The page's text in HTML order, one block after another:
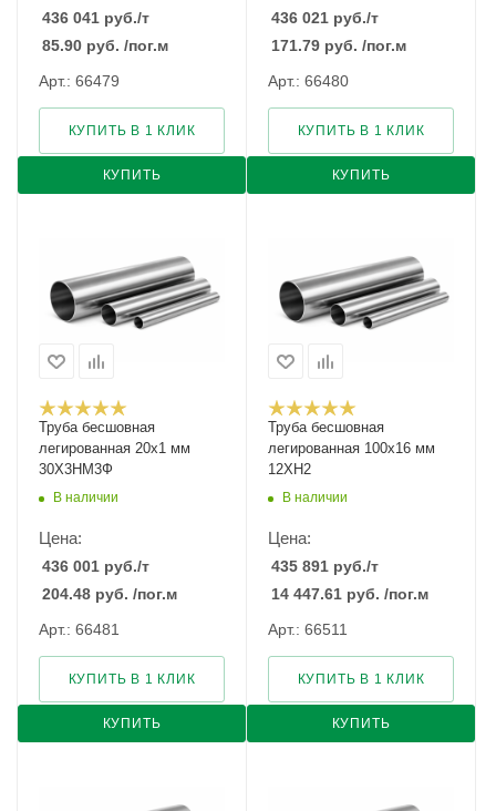
436 041 руб./т
85.90 руб. /пог.м
Арт.: 66479
КУПИТЬ
КУПИТЬ В 1 КЛИК
436 021 руб./т
171.79 руб. /пог.м
Арт.: 66480
КУПИТЬ
КУПИТЬ В 1 КЛИК
Труба бесшовная
легированная 20х1 мм
30Х3НМ3Ф
В наличии
Цена:
436 001 руб./т
204.48 руб. /пог.м
Арт.: 66481
КУПИТЬ
КУПИТЬ В 1 КЛИК
Труба бесшовная
легированная 100х16 мм
12ХН2
В наличии
Цена:
435 891 руб./т
14 447.61 руб. /пог.м
Арт.: 66511
КУПИТЬ
КУПИТЬ В 1 КЛИК